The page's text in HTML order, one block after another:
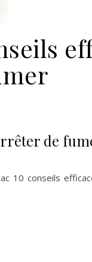
de FUMER
de
10 conseils